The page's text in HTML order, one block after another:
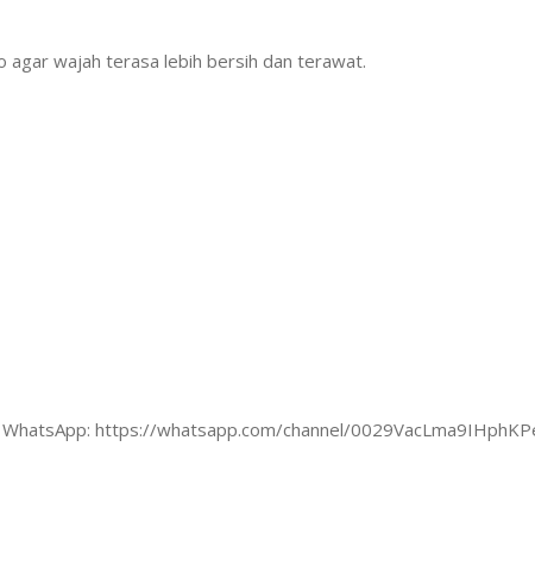
wajah terasa lebih bersih dan terawat.
https://whatsapp.com/channel/